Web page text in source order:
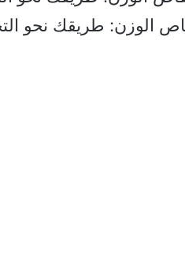
الوزن: طريقك نحو